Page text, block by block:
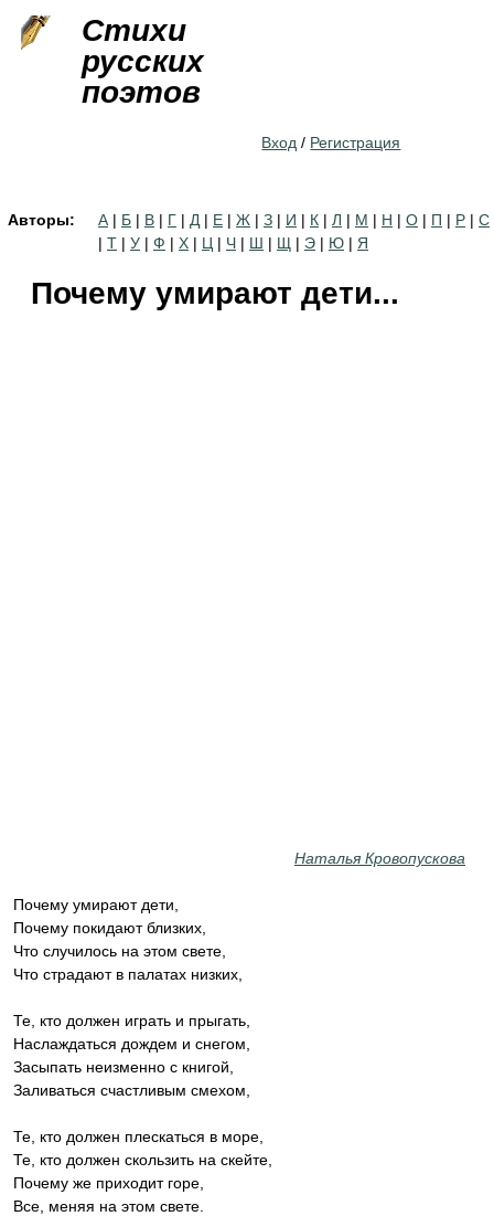
Стихи
русских
поэтов
Вход / Регистрация
Авторы: А | Б | В | Г | Д | Е | Ж | З | И | К | Л | М | Н | О | П | Р | С
| Т | У | Ф | Х | Ц | Ч | Ш | Щ | Э | Ю | Я
Почему умирают дети...
Наталья Кровопускова
Почему умирают дети,
Почему покидают близких,
Что случилось на этом свете,
Что страдают в палатах низких,
Те, кто должен играть и прыгать,
Наслаждаться дождем и снегом,
Засыпать неизменно с книгой,
Заливаться счастливым смехом,
Те, кто должен плескаться в море,
Те, кто должен скользить на скейте,
Почему же приходит горе,
Все, меняя на этом свете.